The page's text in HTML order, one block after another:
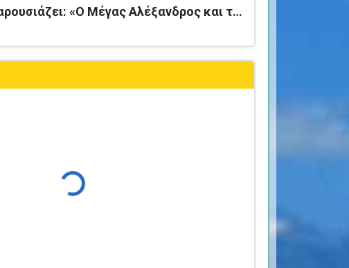
Ο Καραγκιόζης παρουσιάζει: «Ο Μέγας Αλέξανδρος και το Καταραμένο Φίδι»
Φόρτωση...